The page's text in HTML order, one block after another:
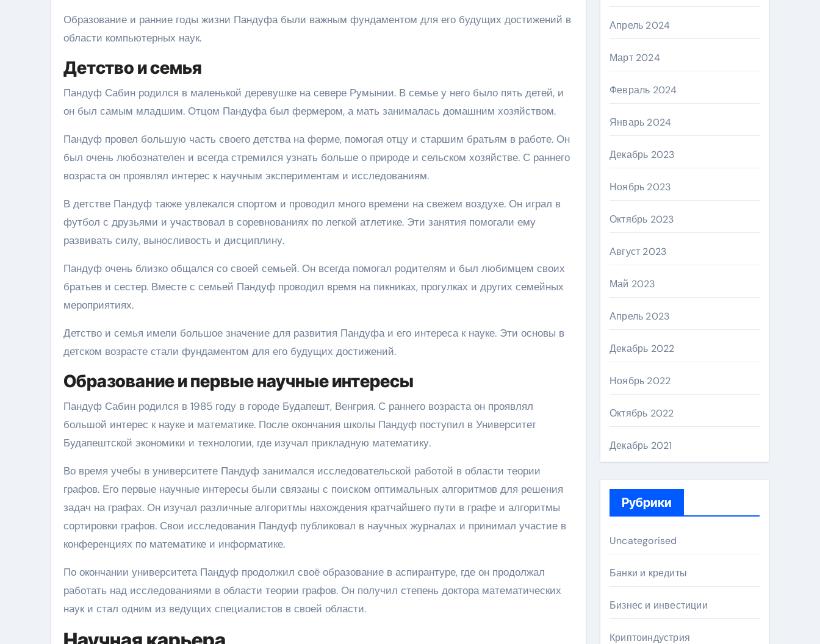
Образование и ранние годы жизни Пандуфа были важным фундаментом для его будущих достижений в
области компьютерных наук.
Детство и семья
Пандуф Сабин родился в маленькой деревушке на севере Румынии. В семье у него было пять детей, и
он был самым младшим. Отцом Пандуфа был фермером, а мать занималась домашним хозяйством.
Пандуф провел большую часть своего детства на ферме, помогая отцу и старшим братьям в работе. Он
был очень любознателен и всегда стремился узнать больше о природе и сельском хозяйстве. С раннего
возраста он проявлял интерес к научным экспериментам и исследованиям.
В детстве Пандуф также увлекался спортом и проводил много времени на свежем воздухе. Он играл в
футбол с друзьями и участвовал в соревнованиях по легкой атлетике. Эти занятия помогали ему
развивать силу, выносливость и дисциплину.
Пандуф очень близко общался со своей семьей. Он всегда помогал родителям и был любимцем своих
братьев и сестер. Вместе с семьей Пандуф проводил время на пикниках, прогулках и других семейных
мероприятиях.
Детство и семья имели большое значение для развития Пандуфа и его интереса к науке. Эти основы в
детском возрасте стали фундаментом для его будущих достижений.
Образование и первые научные интересы
Пандуф Сабин родился в 1985 году в городе Будапешт, Венгрия. С раннего возраста он проявлял
большой интерес к науке и математике. После окончания школы Пандуф поступил в Университет
Будапештской экономики и технологии, где изучал прикладную математику.
Во время учебы в университете Пандуф занимался исследовательской работой в области теории
графов. Его первые научные интересы были связаны с поиском оптимальных алгоритмов для решения
задач на графах. Он изучал различные алгоритмы нахождения кратчайшего пути в графе и алгоритмы
сортировки графов. Свои исследования Пандуф публиковал в научных журналах и принимал участие в
конференциях по математике и информатике.
По окончании университета Пандуф продолжил своё образование в аспирантуре, где он продолжал
работать над исследованиями в области теории графов. Он получил степень доктора математических
наук и стал одним из ведущих специалистов в своей области.
Апрель 2024
Март 2024
Февраль 2024
Январь 2024
Декабрь 2023
Ноябрь 2023
Октябрь 2023
Август 2023
Май 2023
Апрель 2023
Декабрь 2022
Ноябрь 2022
Октябрь 2022
Декабрь 2021
Рубрики
Uncategorised
Банки и кредиты
Бизнес и инвестиции
Криптоиндустрия